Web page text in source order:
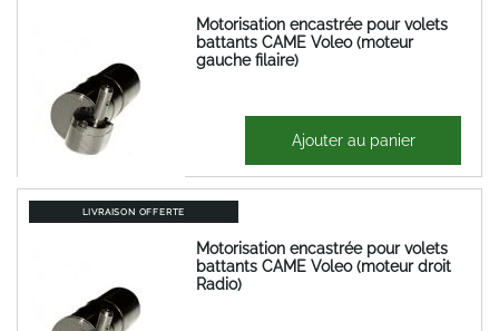
Motorisation encastrée pour volets
battants CAME Voleo (moteur
gauche filaire)
491,79 €
409,82 € Ajouter au panier
LIVRAISON OFFERTE
Motorisation encastrée pour volets
battants CAME Voleo (moteur droit
Radio)